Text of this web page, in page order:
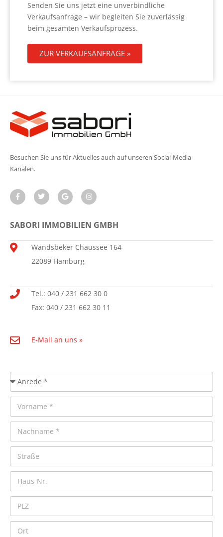
Senden Sie uns jetzt eine unverbindliche
Verkaufsanfrage – wir begleiten Sie zuverlässig
beim gesamten Verkaufsprozess.
ZUR VERKAUFSANFRAGE »
Besuchen Sie uns für Aktuelles auch auf unseren Social-Media-
Kanälen.
SABORI IMMOBILIEN GMBH
Wandsbeker Chaussee 164
22089 Hamburg
Tel.: 040 / 231 662 30 0
Fax: 040 / 231 662 30 11
E-Mail an uns »